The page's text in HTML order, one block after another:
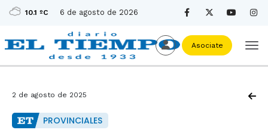
10.1 ºC 6 de agosto de 2026
Asociate
2 de agosto de 2025
PROVINCIALES